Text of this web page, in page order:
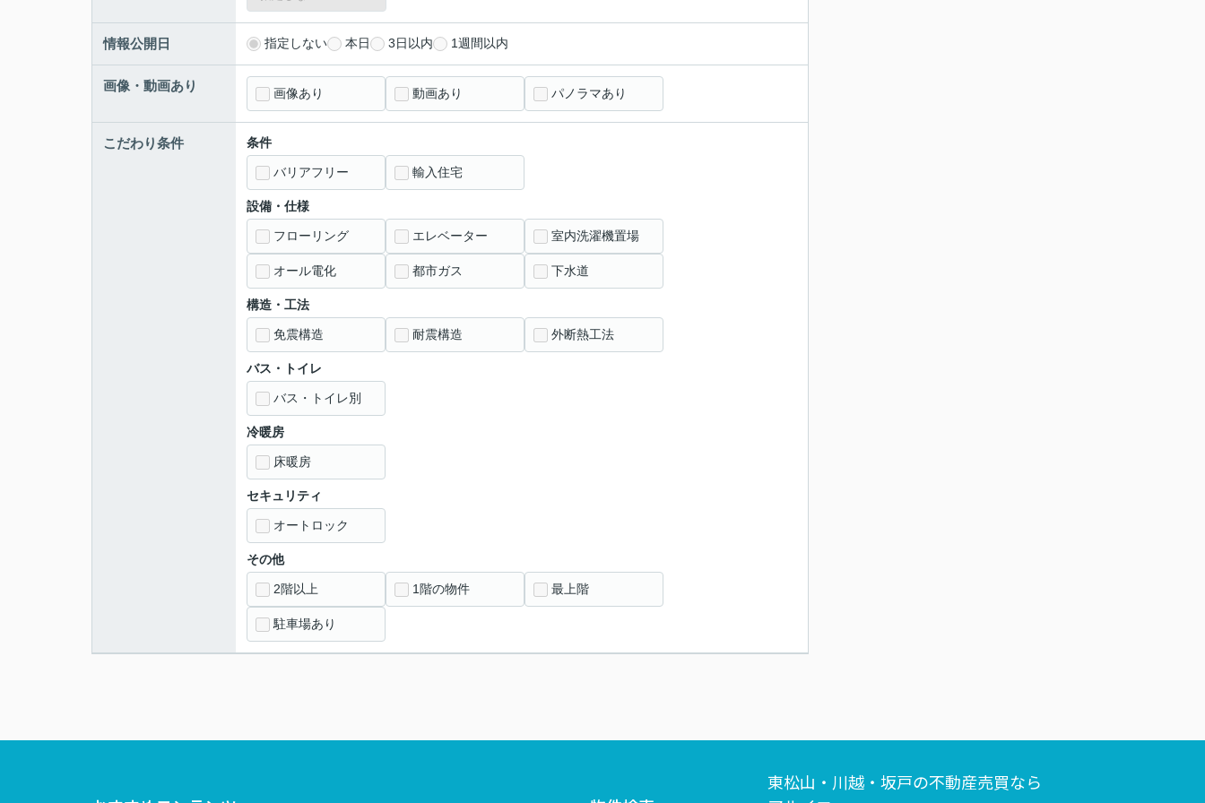
情報公開日 指定しない 本日 3日以内 1週間以内
画像・動画あり 画像あり 動画あり パノラマあり
こだわり条件 条件
バリアフリー 輸入住宅
設備・仕様
フローリング エレベーター 室内洗濯機置場
オール電化 都市ガス 下水道
構造・工法
免震構造 耐震構造 外断熱工法
バス・トイレ
バス・トイレ別
冷暖房
床暖房
セキュリティ
オートロック
その他
2階以上 1階の物件 最上階
駐車場あり
東松山・川越・坂戸の不動産売買なら